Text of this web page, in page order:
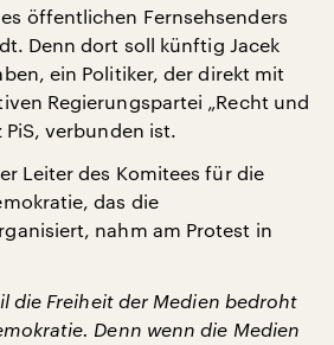
öffentlichen Fernsehsenders
Denn dort soll künftig Jacek
ein Politiker, der direkt mit
Regierungspartei „Recht und
verbunden ist.
Leiter des Komitees für die
das die
nahm am Protest in
die Freiheit der Medien bedroht
Denn wenn die Medien